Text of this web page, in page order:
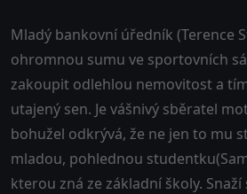
Mladý bankovní úředník (Terence
ohromnou sumu ve sportovních
zakoupit odlehlou nemovitost a
utajený sen. Je vášnivý sběratel
bohužel odkrývá, že ne jen to mu
mladou, pohlednou
kterou zná ze základní školy.